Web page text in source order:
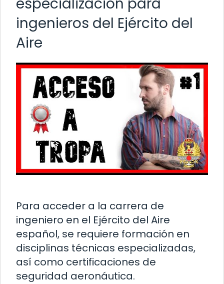
ingenieros del Ejército del
Aire
Para acceder a la carrera de
ingeniero en el Ejército del Aire
español, se requiere formación en
disciplinas técnicas especializadas,
así como certificaciones de
seguridad aeronáutica.